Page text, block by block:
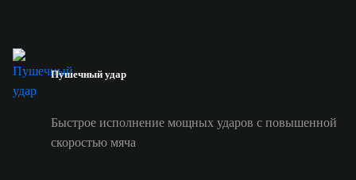
Пушечный удар
Быстрое исполнение мощных ударов с повышенной
скоростью мяча